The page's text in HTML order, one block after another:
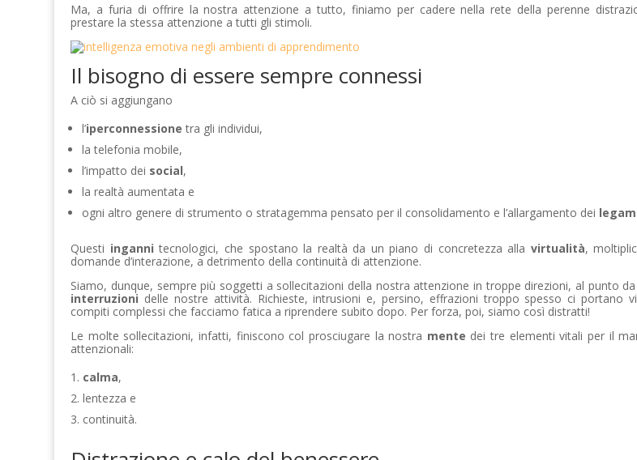
Ma, a furia di offrire la nostra attenzione a tutto, finiamo per cadere nella rete della perenne
prestare la stessa attenzione a tutti gli stimoli.
Il bisogno di essere sempre connessi
A ciò si aggiungano
l’iperconnessione tra gli individui,
la telefonia mobile,
l’impatto dei social,
la realtà aumentata e
ogni altro genere di strumento o stratagemma pensato per il consolidamento e l’allargamento dei
Questi inganni tecnologici, che spostano la realtà da un piano di concretezza alla virtualità,
domande d’interazione, a detrimento della continuità di attenzione.
Siamo, dunque, sempre più soggetti a sollecitazioni della nostra attenzione in troppe direzioni, al punto
interruzioni delle nostre attività. Richieste, intrusioni e, persino, effrazioni troppo spesso ci portano
compiti complessi che facciamo fatica a riprendere subito dopo. Per forza, poi, siamo così distratti!
Le molte sollecitazioni, infatti, finiscono col prosciugare la nostra mente dei tre elementi vitali per il
attenzionali:
calma,
lentezza e
continuità.